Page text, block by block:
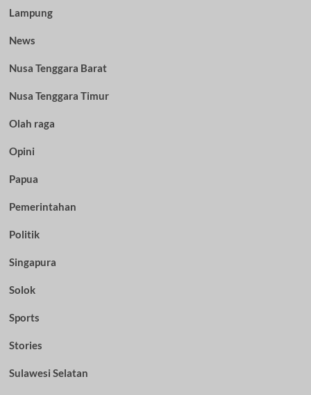
Lampung
News
Nusa Tenggara Barat
Nusa Tenggara Timur
Olah raga
Opini
Papua
Pemerintahan
Politik
Singapura
Solok
Sports
Stories
Sulawesi Selatan